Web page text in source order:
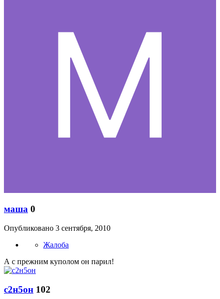
маша 0
Опубликовано 3 сентября, 2010
Жалоба
А с прежним куполом он парил!
с2н5он 102